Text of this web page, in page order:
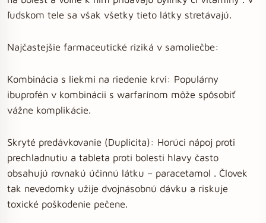
ľudskom tele sa však všetky tieto látky stretávajú.
Najčastejšie farmaceutické riziká v samoliečbe:
Kombinácia s liekmi na riedenie krvi: Populárny
ibuprofén v kombinácii s warfarínom môže spôsobiť
vážne komplikácie.
Skryté predávkovanie (Duplicita): Horúci nápoj proti
prechladnutiu a tableta proti bolesti hlavy často
obsahujú rovnakú účinnú látku – paracetamol . Človek
tak nevedomky užije dvojnásobnú dávku a riskuje
toxické poškodenie pečene.